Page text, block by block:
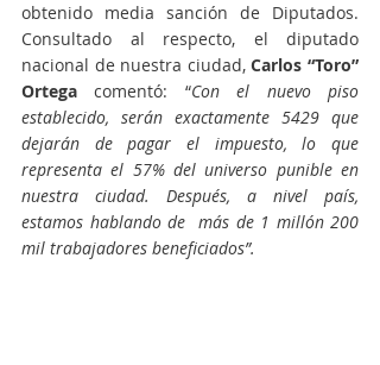
obtenido media sanción de Diputados.
Consultado al respecto, el diputado
nacional de nuestra ciudad, Carlos “Toro”
Ortega comentó: “Con el nuevo piso
establecido, serán exactamente 5429 que
dejarán de pagar el impuesto, lo que
representa el 57% del universo punible en
nuestra ciudad. Después, a nivel país,
estamos hablando de  más de 1 millón 200
mil trabajadores beneficiados”.